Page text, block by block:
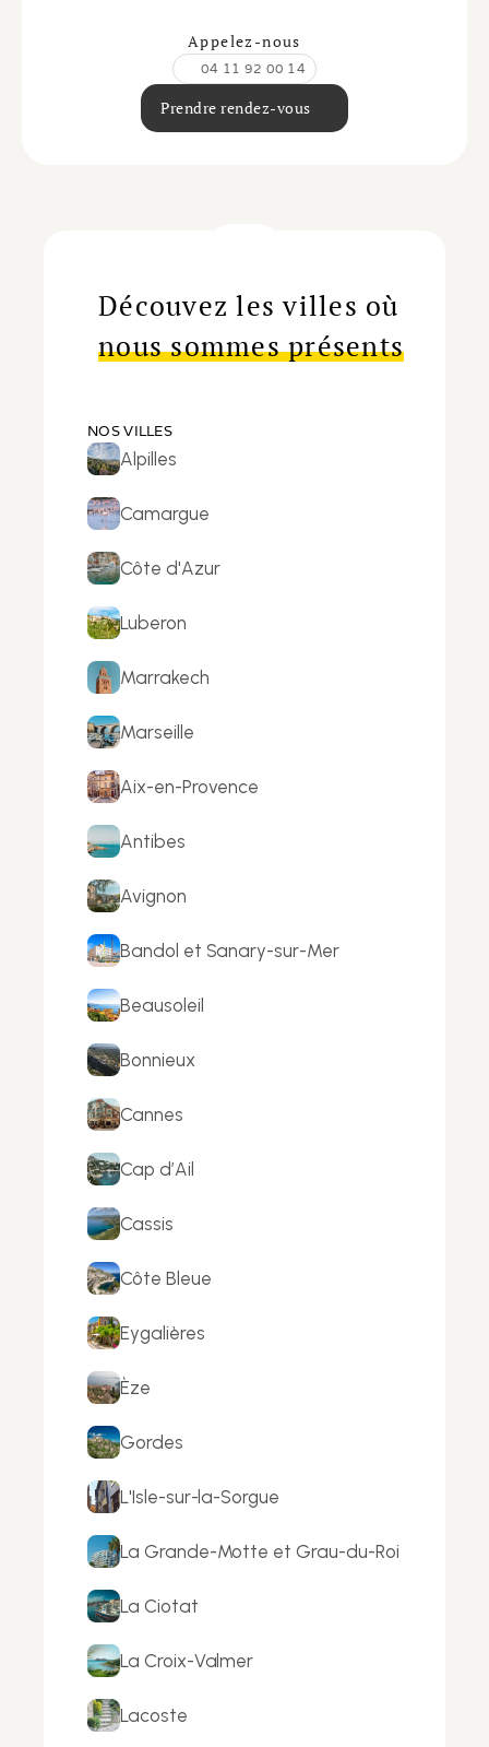
Appelez-nous
04 11 92 00 14
Prendre rendez-vous
Découvez les villes où
nous sommes présents
NOS VILLES
Alpilles
Camargue
Côte d'Azur
Luberon
Marrakech
Marseille
Aix-en-Provence
Antibes
Avignon
Bandol et Sanary-sur-Mer
Beausoleil
Bonnieux
Cannes
Cap d’Ail
Cassis
Côte Bleue
Eygalières
Èze
Gordes
L'Isle-sur-la-Sorgue
La Grande-Motte et Grau-du-Roi
La Ciotat
La Croix-Valmer
Lacoste